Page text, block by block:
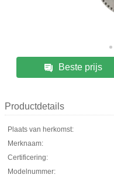
Beste prijs
Productdetails
Plaats van herkomst:
Merknaam:
Certificering:
Modelnummer: